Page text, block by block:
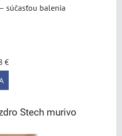
súčasťou balenia
€
Stech murivo